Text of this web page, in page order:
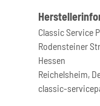
Classic Service
Rodensteiner
Hessen
Reichelsheim,
classic-